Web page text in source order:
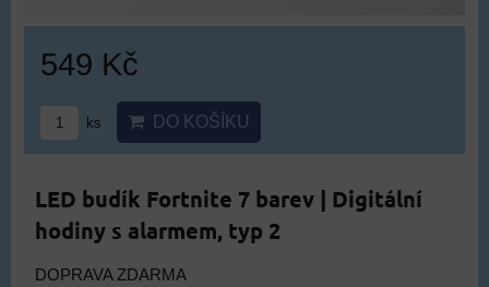
549 Kč
ks DO KOŠÍKU
LED budík Fortnite 7 barev | Digitální
hodiny s alarmem, typ 2
DOPRAVA ZDARMA